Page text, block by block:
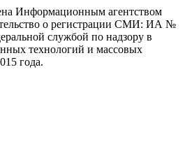
Информационным агентством
о регистрации СМИ: ИА №
службой по надзору в
технологий и массовых
года.